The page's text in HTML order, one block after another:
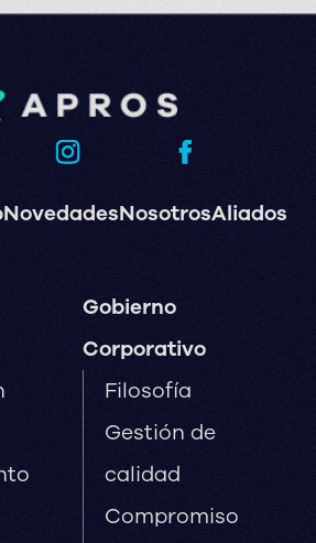
NovedadesNosotrosAliados
Gobierno
Corporativo
Filosofía
Gestión de
calidad
Compromiso